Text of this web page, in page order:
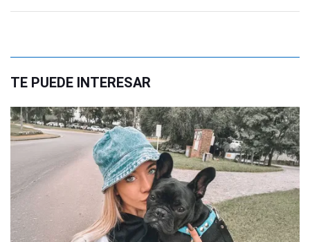
TE PUEDE INTERESAR